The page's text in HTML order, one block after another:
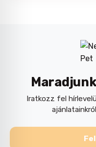
Iratkozz fel